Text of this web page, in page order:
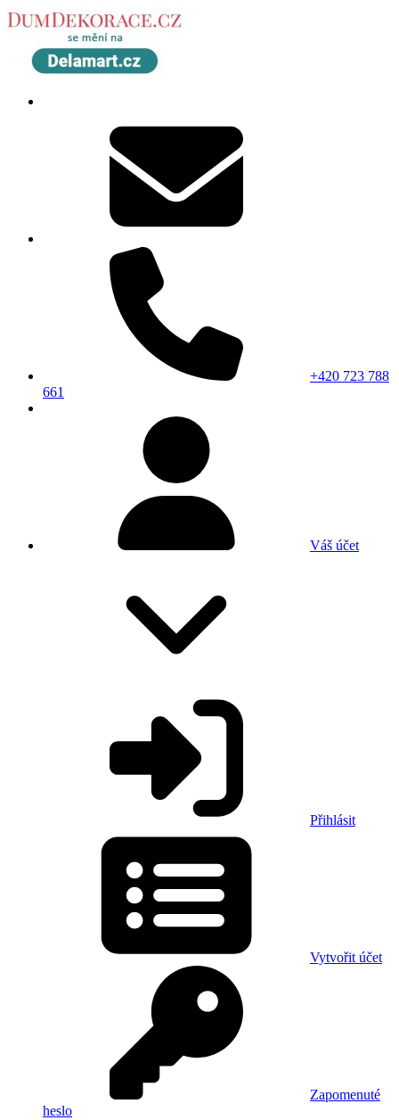
+420 723 788
661
Váš účet
Přihlásit
Vytvořit účet
Zapomenuté
heslo